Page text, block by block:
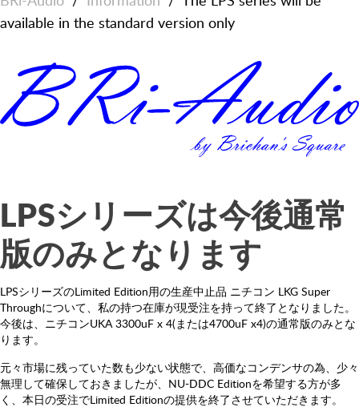
available in the standard version only
LPSシリーズは今後通常
版のみとなります
LPSシリーズのLimited Edition用の生産中止品 ニチコン LKG Super
Throughについて、私の持つ在庫が現受注を持って終了となりました。
今後は、ニチコンUKA 3300uF x 4(または4700uF x4)の通常版のみとな
ります。
元々市場に残っていた数も少ない状態で、高価なコンデンサの為、少々
無理して確保しておきましたが、NU-DDC Editionを希望する方が多
く、本日の受注でLimited Editionの提供を終了させていただきます。